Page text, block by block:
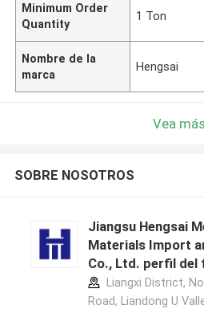
Minimum Order
Quantity
1 Ton
Nombre de la
marca
Hengsai
Vea más
SOBRE NOSOTROS
Jiangsu Hengsai
Materials Import
Co., Ltd. perfil del
Liangxi District,
Road, Liandong U